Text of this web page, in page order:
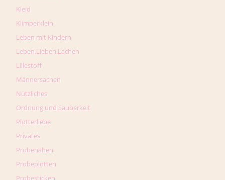
Kleid
Klimperklein
Leben mit Kindern
Leben.Lieben.Lachen
Lillestoff
Männersachen
Nützliches
Ordnung und Sauberkeit
Plotterliebe
Privates
Probenähen
Probeplotten
Probesticken